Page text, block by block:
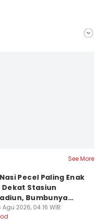
See More
Pecel Paling Enak
Dekat Stasiun
Bumbunya
Agu 2026, 04:16 WIB